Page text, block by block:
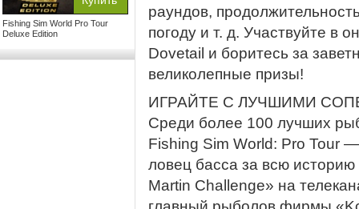
Fishing Sim World Pro Tour
Deluxe Edition
раундов,
погоду и т. д. Участвуйте в
Dovetail и боритесь за
великолепные призы!
ИГРАЙТЕ С ЛУЧШИМИ
Среди более 100 лучших
Fishing Sim World: Pro Tour
ловец басса за всю
Martin Challenge» на